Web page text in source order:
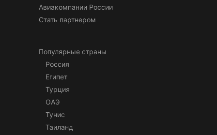
Авиакомпании России
Стать партнером
Популярные страны
Россия
Египет
Турция
ОАЭ
Тунис
Таиланд